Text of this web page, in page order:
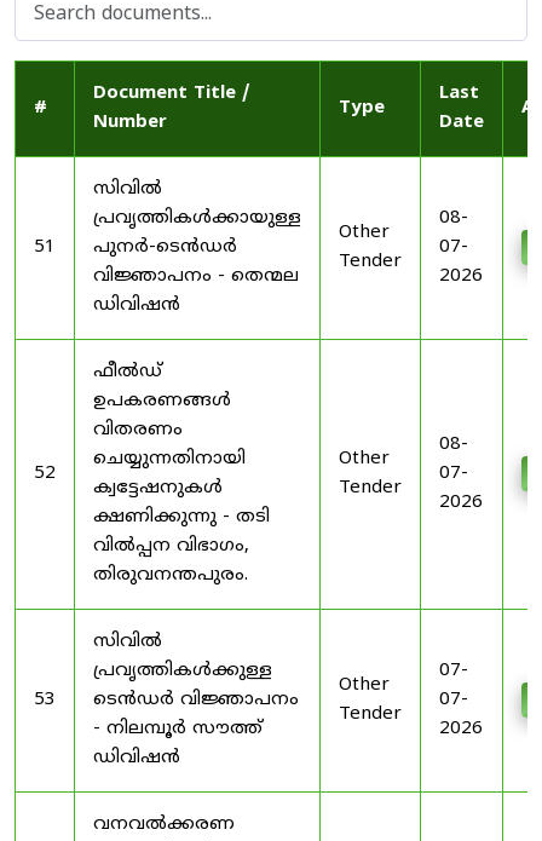
#
Document Title /
Number
Type
Last
Date
51
സിവിൽ
പ്രവൃത്തികൾക്കായുള്ള
പുനർ-ടെൻഡർ
വിജ്ഞാപനം - തെന്മല
ഡിവിഷൻ
Other
Tender
08-
07-
2026
52
ഫീൽഡ്
ഉപകരണങ്ങൾ
വിതരണം
ചെയ്യുന്നതിനായി
ക്വട്ടേഷനുകൾ
ക്ഷണിക്കുന്നു - തടി
വിൽപ്പന വിഭാഗം,
തിരുവനന്തപുരം.
Other
Tender
08-
07-
2026
53
സിവിൽ
പ്രവൃത്തികൾക്കുള്ള
ടെൻഡർ വിജ്ഞാപനം
- നിലമ്പൂർ സൗത്ത്
ഡിവിഷൻ
Other
Tender
07-
07-
2026
വനവൽക്കരണ